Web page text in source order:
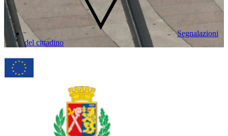
Segnalazioni
del cittadino